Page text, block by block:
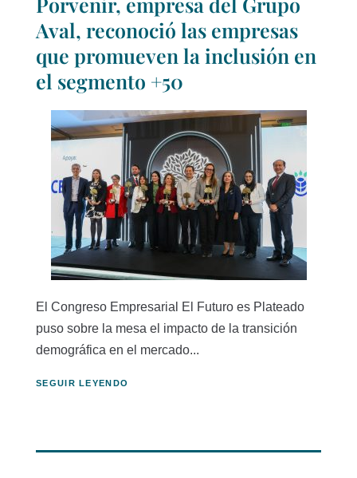
Aval, reconoció las empresas
que promueven la inclusión en
el segmento +50
El Congreso Empresarial El Futuro es Plateado
puso sobre la mesa el impacto de la transición
demográfica en el mercado...
SEGUIR LEYENDO